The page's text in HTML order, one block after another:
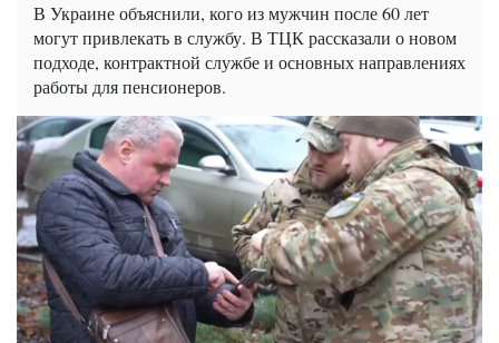
В Украине объяснили, кого из мужчин после 60 лет
могут привлекать в службу. В ТЦК рассказали о новом
подходе, контрактной службе и основных направлениях
работы для пенсионеров.